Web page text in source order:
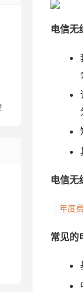
电信无
电信无
年度
常见的